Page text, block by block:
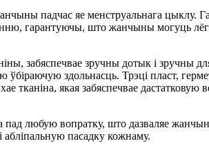
падчас яе менструальнага цыклу.
гарантуючы, што жанчыны могуць
забяспечвае зручны дотык і зручны
здольнасць. Трэці пласт,
тканіна, якая забяспечвае дастатковую
любую вопратку, што дазваляе
абліпальную пасадку кожнаму.